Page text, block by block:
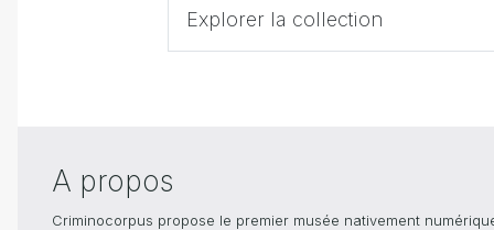
Explorer la collection
A propos
Criminocorpus propose le premier musée nativement